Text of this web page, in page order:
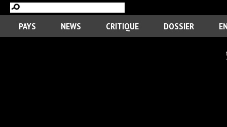
PAYS NEWS CRITIQUE DOSSIER